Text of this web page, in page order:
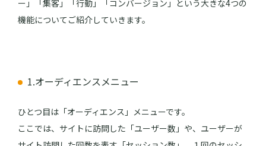
ー」「集客」「行動」「コンバージョン」という大きな4つの
機能についてご紹介していきます。
1.オーディエンスメニュー
ひとつ目は「オーディエンス」メニューです。
ここでは、サイトに訪問した「ユーザー数」や、ユーザーが